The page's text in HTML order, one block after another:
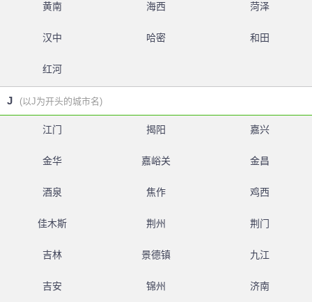
黄南 海西 菏泽
汉中 哈密 和田
红河
J (以J为开头的城市名)
江门 揭阳 嘉兴
金华 嘉峪关 金昌
酒泉 焦作 鸡西
佳木斯 荆州 荆门
吉林 景德镇 九江
吉安 锦州 济南